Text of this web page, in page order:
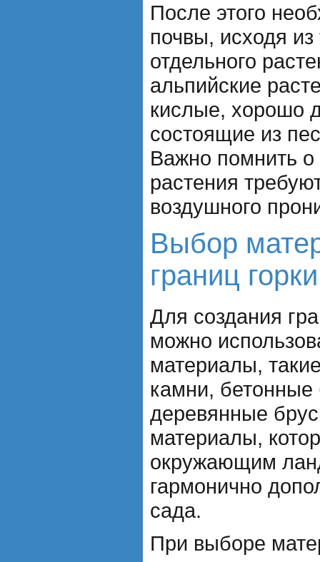
После этого
почвы, исходя
отдельного
альпийские
кислые, хорошо
состоящие из
Важно помнить о
растения
воздушного
Выбор
границ горки
Для создания
можно
материалы,
камни, бетонные
деревянные
материалы,
окружающим
гармонично
сада.
При выборе